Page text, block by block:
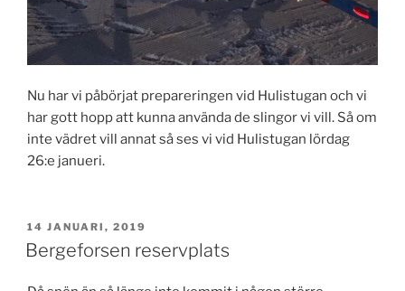
Nu har vi påbörjat prepareringen vid Hulistugan och vi
har gott hopp att kunna använda de slingor vi vill. Så om
inte vädret vill annat så ses vi vid Hulistugan lördag
26:e janueri.
PUBLICERAT
14 JANUARI, 2019
Bergeforsen reservplats